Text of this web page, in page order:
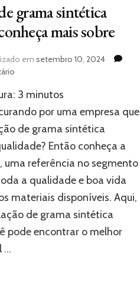
grama sintética
mais sobre
em setembro 10, 2024
em
de
grama
sintética
esportiva:
conheça
sobre
3 minutos
por uma empresa que
de grama sintética
Então conheça a
uma referência no segmento
a qualidade e boa vida
materiais disponíveis. Aqui,
de grama sintética
pode encontrar o melhor
…